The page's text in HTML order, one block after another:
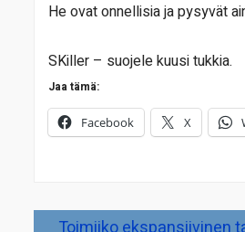
He ovat onnellisia ja pysyvät
SKiller – suojele kuusi tukkia.
Jaa tämä:
Facebook X
Artikkelien